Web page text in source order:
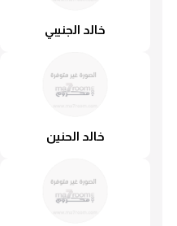
خالد الجنيبي
خالد الحنين